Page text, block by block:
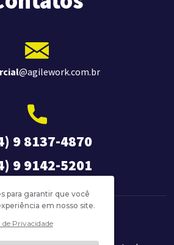
@agilework.com.br
9 8137-4870
9 9142-5201
de Privacidade
para garantir que você
em nosso site.
de Privacidade